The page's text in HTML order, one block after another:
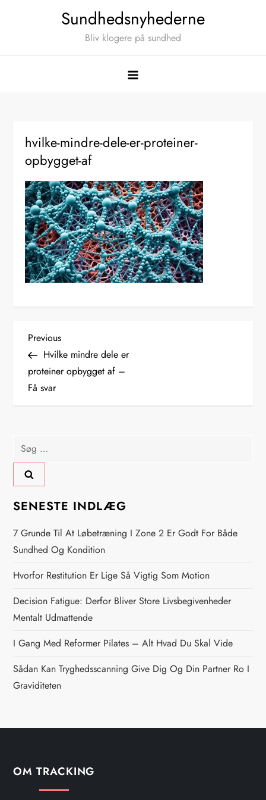
Sundhedsnyhederne
Bliv klogere på sundhed
hvilke-mindre-dele-er-proteiner-
opbygget-af
I
n
d
æ
g
s
n
a
v
i
g
a
i
o
Previous
Post
Previous
Hvilke mindre dele er
proteiner opbygget af –
Få svar
Søg
efter:
SENESTE INDLÆG
7 Grunde Til At Løbetræning I Zone 2 Er Godt For Både
Sundhed Og Kondition
Hvorfor Restitution Er Lige Så Vigtig Som Motion
Decision Fatigue: Derfor Bliver Store Livsbegivenheder
Mentalt Udmattende
I Gang Med Reformer Pilates – Alt Hvad Du Skal Vide
Sådan Kan Tryghedsscanning Give Dig Og Din Partner Ro I
Graviditeten
OM TRACKING